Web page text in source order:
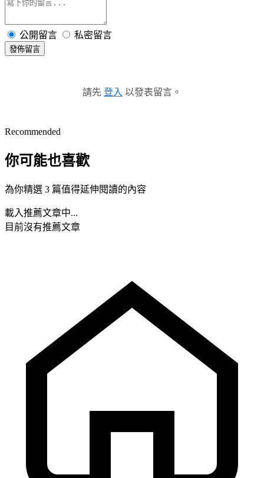
公開留言 私密留言
發佈留言
請先 登入 以發表留言。
Recommended
你可能也喜歡
為你精選 3 篇值得延伸閱讀的內容
載入推薦文章中...
目前沒有推薦文章